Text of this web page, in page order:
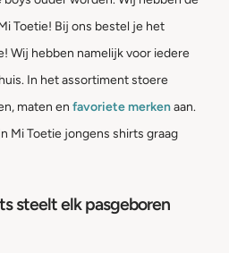
Toetie! Bij ons bestel je het
Wij hebben namelijk voor iedere
In het assortiment stoere
maten en favoriete merkenaan.
Mi Toetie jongens shirts graag
steelt elk pasgeboren